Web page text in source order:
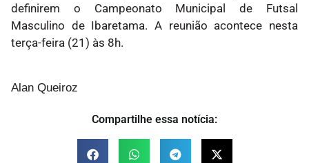
definirem o Campeonato Municipal de Futsal
Masculino de Ibaretama. A reunião acontece nesta
terça-feira (21) às 8h.
Alan Queiroz
Compartilhe essa notícia: